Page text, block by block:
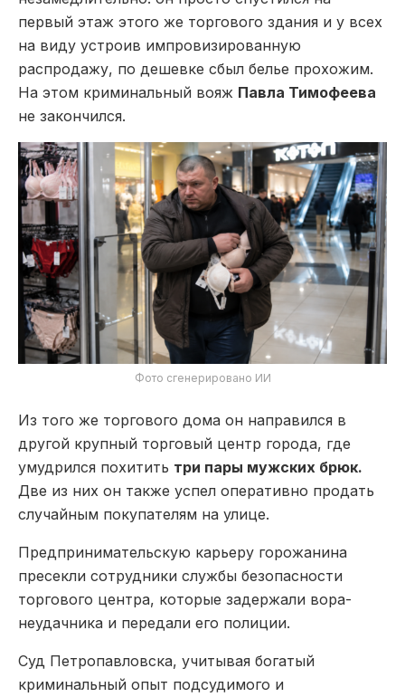
первый этаж этого же торгового здания и у всех
на виду устроив импровизированную
распродажу, по дешевке сбыл белье прохожим.
На этом криминальный вояж Павла Тимофеева
не закончился.
Фото сгенерировано ИИ
Из того же торгового дома он направился в
другой крупный торговый центр города, где
умудрился похитить три пары мужских брюк.
Две из них он также успел оперативно продать
случайным покупателям на улице.
Предпринимательскую карьеру горожанина
пресекли сотрудники службы безопасности
торгового центра, которые задержали вора-
неудачника и передали его полиции.
Суд Петропавловска, учитывая богатый
криминальный опыт подсудимого и